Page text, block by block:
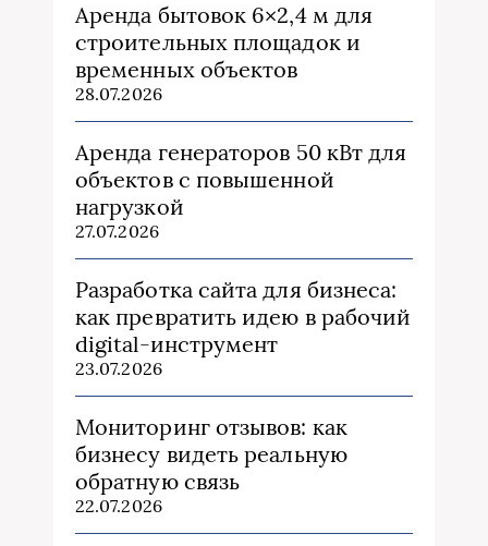
Аренда бытовок 6×2,4 м для
строительных площадок и
временных объектов
28.07.2026
Аренда генераторов 50 кВт для
объектов с повышенной
нагрузкой
27.07.2026
Разработка сайта для бизнеса:
как превратить идею в рабочий
digital-инструмент
23.07.2026
Мониторинг отзывов: как
бизнесу видеть реальную
обратную связь
22.07.2026